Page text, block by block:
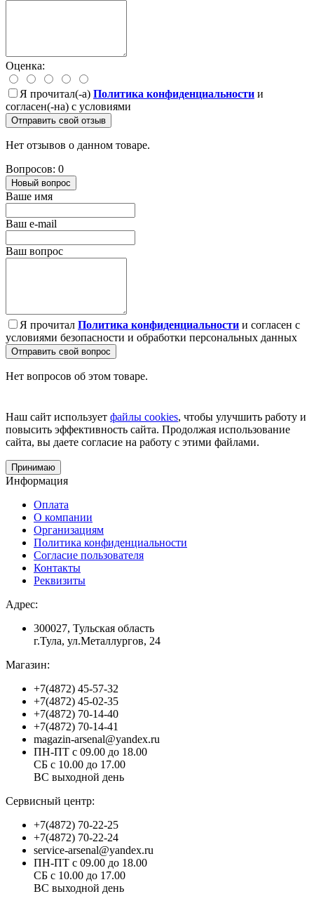
Оценка:
Я прочитал(-а) Политика конфиденциальности и
согласен(-на) с условиями
Отправить свой отзыв
Нет отзывов о данном товаре.
Вопросов: 0
Новый вопрос
Ваше имя
Ваш e-mail
Ваш вопрос
Я прочитал Политика конфиденциальности и согласен с
условиями безопасности и обработки персональных данных
Отправить свой вопрос
Нет вопросов об этом товаре.
Наш сайт использует файлы cookies, чтобы улучшить работу и
повысить эффективность сайта. Продолжая использование
сайта, вы даете согласие на работу с этими файлами.
Принимаю
Информация
Оплата
О компании
Организациям
Политика конфиденциальности
Согласие пользователя
Контакты
Реквизиты
Адрес:
300027, Тульская область
г.Тула, ул.Металлургов, 24
Магазин:
+7(4872) 45-57-32
+7(4872) 45-02-35
+7(4872) 70-14-40
+7(4872) 70-14-41
magazin-arsenal@yandex.ru
ПН-ПТ с 09.00 до 18.00
СБ с 10.00 до 17.00
ВС выходной день
Сервисный центр:
+7(4872) 70-22-25
+7(4872) 70-22-24
service-arsenal@yandex.ru
ПН-ПТ с 09.00 до 18.00
СБ с 10.00 до 17.00
ВС выходной день